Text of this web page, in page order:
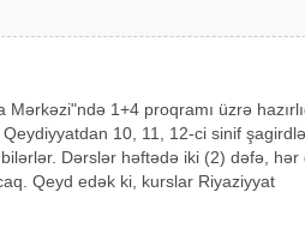
1+4 proqramı üzrə
Qeydiyyatdan 10, 11, 12-ci sinif
Dərslər həftədə iki (2) dəfə, hər
Qeyd edək ki, kurslar Riyaziyyat